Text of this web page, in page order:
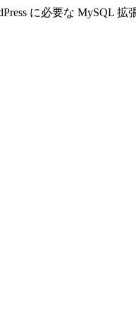
に必要な MySQL 拡